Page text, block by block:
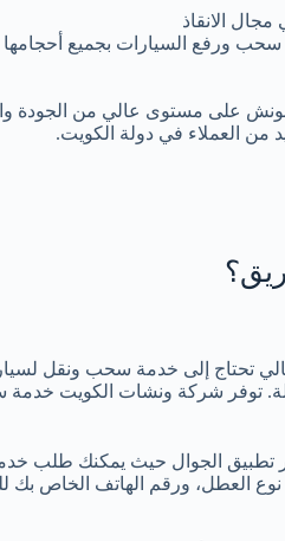
الانقاذ
ورفع السيارات بجميع أحجامها
على مستوى عالي من الجودة
من العملاء في دولة الكويت.
تحتاج إلى خدمة سحب ونقل
توفر شركة ونشات الكويت خدمة
تطبيق الجوال حيث يمكنك طلب
نوع العطل، ورقم الهاتف الخاص بك